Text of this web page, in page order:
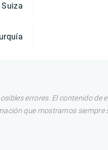
Suiza
errores. El contenido
que mostramos siempre